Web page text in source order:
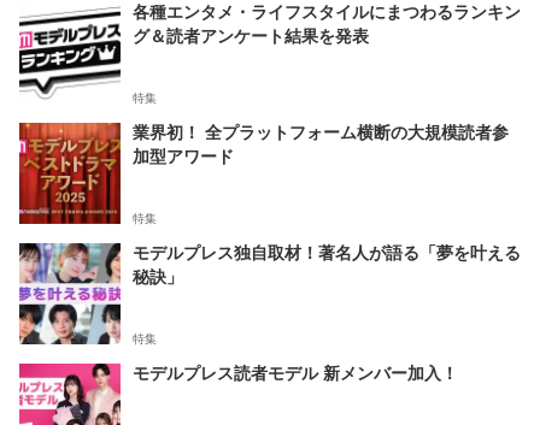
各種エンタメ・ライフスタイルにまつわるランキン
グ＆読者アンケート結果を発表
特集
業界初！ 全プラットフォーム横断の大規模読者参
加型アワード
特集
モデルプレス独自取材！著名人が語る「夢を叶える
秘訣」
特集
モデルプレス読者モデル 新メンバー加入！